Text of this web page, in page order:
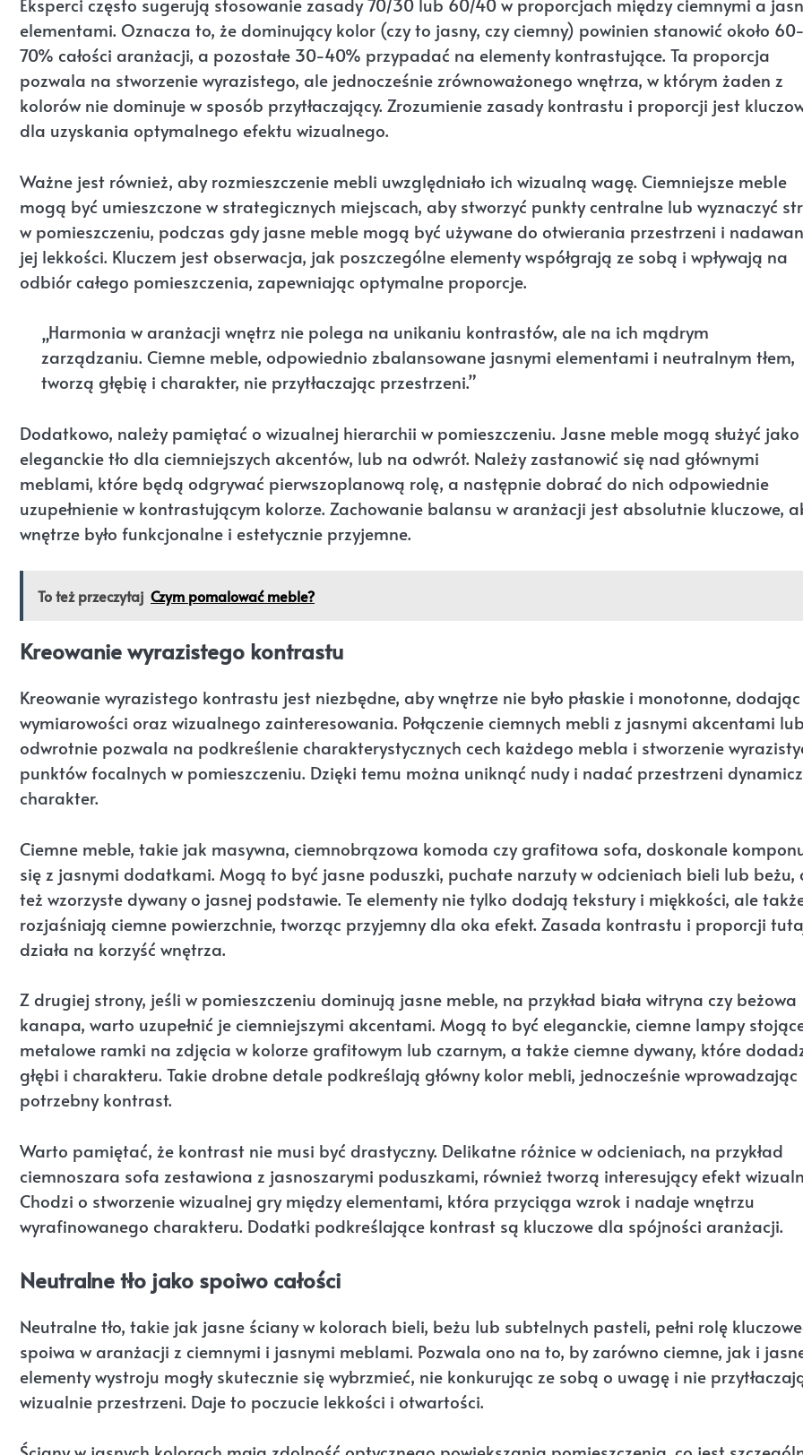
elementami. Oznacza to, że dominujący kolor (czy to jasny, czy ciemny) powinien stanowić około
70% całości aranżacji, a pozostałe 30-40% przypadać na elementy kontrastujące. Ta proporcja
pozwala na stworzenie wyrazistego, ale jednocześnie zrównoważonego wnętrza, w którym żaden z
kolorów nie dominuje w sposób przytłaczający. Zrozumienie zasady kontrastu i proporcji jest
dla uzyskania optymalnego efektu wizualnego.
Ważne jest również, aby rozmieszczenie mebli uwzględniało ich wizualną wagę. Ciemniejsze meble
mogą być umieszczone w strategicznych miejscach, aby stworzyć punkty centralne lub wyznaczyć
w pomieszczeniu, podczas gdy jasne meble mogą być używane do otwierania przestrzeni i
jej lekkości. Kluczem jest obserwacja, jak poszczególne elementy współgrają ze sobą i wpływają na
odbiór całego pomieszczenia, zapewniając optymalne proporcje.
„Harmonia w aranżacji wnętrz nie polega na unikaniu kontrastów, ale na ich mądrym
zarządzaniu. Ciemne meble, odpowiednio zbalansowane jasnymi elementami i neutralnym tłem,
tworzą głębię i charakter, nie przytłaczając przestrzeni.”
Dodatkowo, należy pamiętać o wizualnej hierarchii w pomieszczeniu. Jasne meble mogą służyć jako
eleganckie tło dla ciemniejszych akcentów, lub na odwrót. Należy zastanowić się nad głównymi
meblami, które będą odgrywać pierwszoplanową rolę, a następnie dobrać do nich odpowiednie
uzupełnienie w kontrastującym kolorze. Zachowanie balansu w aranżacji jest absolutnie kluczowe,
wnętrze było funkcjonalne i estetycznie przyjemne.
To też przeczytaj Czym pomalować meble?
Kreowanie wyrazistego kontrastu
Kreowanie wyrazistego kontrastu jest niezbędne, aby wnętrze nie było płaskie i monotonne,
wymiarowości oraz wizualnego zainteresowania. Połączenie ciemnych mebli z jasnymi akcentami
odwrotnie pozwala na podkreślenie charakterystycznych cech każdego mebla i stworzenie
punktów focalnych w pomieszczeniu. Dzięki temu można uniknąć nudy i nadać przestrzeni
charakter.
Ciemne meble, takie jak masywna, ciemnobrązowa komoda czy grafitowa sofa, doskonale
się z jasnymi dodatkami. Mogą to być jasne poduszki, puchate narzuty w odcieniach bieli lub beżu,
też wzorzyste dywany o jasnej podstawie. Te elementy nie tylko dodają tekstury i miękkości, ale
rozjaśniają ciemne powierzchnie, tworząc przyjemny dla oka efekt. Zasada kontrastu i proporcji
działa na korzyść wnętrza.
Z drugiej strony, jeśli w pomieszczeniu dominują jasne meble, na przykład biała witryna czy beżowa
kanapa, warto uzupełnić je ciemniejszymi akcentami. Mogą to być eleganckie, ciemne lampy
metalowe ramki na zdjęcia w kolorze grafitowym lub czarnym, a także ciemne dywany, które
głębi i charakteru. Takie drobne detale podkreślają główny kolor mebli, jednocześnie wprowadzając
potrzebny kontrast.
Warto pamiętać, że kontrast nie musi być drastyczny. Delikatne różnice w odcieniach, na przykład
ciemnoszara sofa zestawiona z jasnoszarymi poduszkami, również tworzą interesujący efekt
Chodzi o stworzenie wizualnej gry między elementami, która przyciąga wzrok i nadaje wnętrzu
wyrafinowanego charakteru. Dodatki podkreślające kontrast są kluczowe dla spójności aranżacji.
Neutralne tło jako spoiwo całości
Neutralne tło, takie jak jasne ściany w kolorach bieli, beżu lub subtelnych pasteli, pełni rolę
spoiwa w aranżacji z ciemnymi i jasnymi meblami. Pozwala ono na to, by zarówno ciemne, jak i
elementy wystroju mogły skutecznie się wybrzmieć, nie konkurując ze sobą o uwagę i nie
wizualnie przestrzeni. Daje to poczucie lekkości i otwartości.